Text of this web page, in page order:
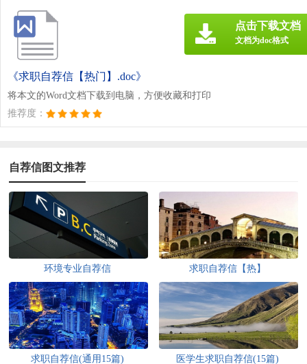
《求职自荐信【热门】.doc》
将本文的Word文档下载到电脑，方便收藏和打印
推荐度：
点击下载文档
文档为doc格式
自荐信图文推荐
环境专业自荐信 求职自荐信【热】
求职自荐信(通用15篇) 医学生求职自荐信(15篇)